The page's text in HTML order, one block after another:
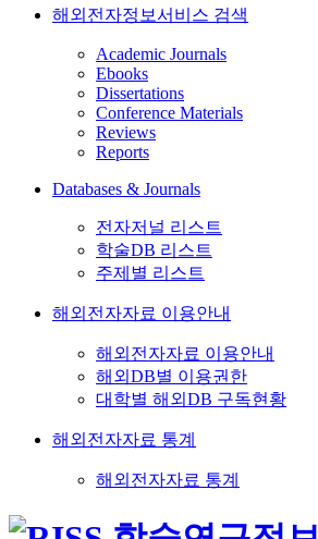
해외전자정보서비스 검색
Academic Journals
Ebooks
Dissertations
Conference Materials
Reviews
Reports
Databases & Journals
전자저널 리스트
학술DB 리스트
주제별 리스트
해외전자자료 이용안내
해외전자자료 이용안내
해외DB별 이용권한
대학별 해외DB 구독현황
해외전자자료 통계
해외전자자료 통계